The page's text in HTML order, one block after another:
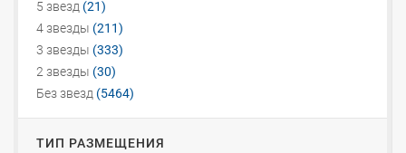
5 звезд (21)
4 звезды (211)
3 звезды (333)
2 звезды (30)
Без звезд (5464)
ТИП РАЗМЕЩЕНИЯ